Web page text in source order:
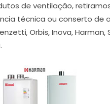
de ventilação,
técnica ou conserto de
Orbis, Inova, Harman,